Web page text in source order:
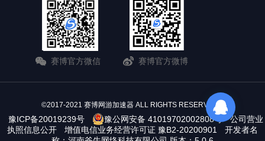
赛博官方微信 赛博官方微博
©2017-2021 赛博网游加速器 ALL RIGHTS RESERVERD
豫ICP备20019239号 豫公网安备 41019702002808号
公司营业
执照信息公开
增值电信业务经营许可证 豫B2-20200901
开发者名